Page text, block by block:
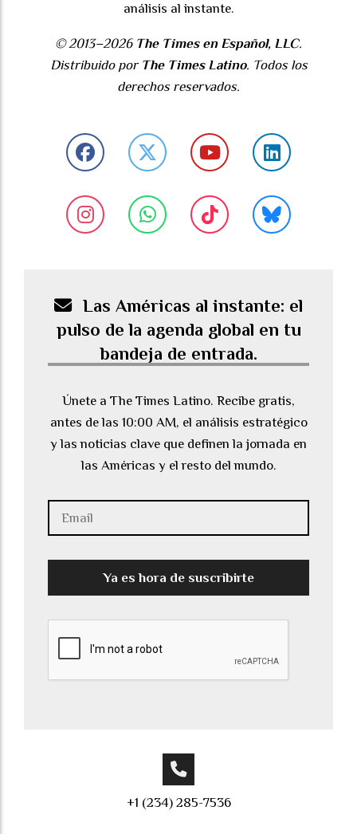
análisis al instante.
© 2013–2026 The Times en Español, LLC.
Distribuido por The Times Latino. Todos los
derechos reservados.
Las Américas al instante: el
pulso de la agenda global en tu
bandeja de entrada.
Únete a The Times Latino. Recibe gratis,
antes de las 10:00 AM, el análisis estratégico
y las noticias clave que definen la jornada en
las Américas y el resto del mundo.
Ya es hora de suscribirte
+1 (234) 285-7536